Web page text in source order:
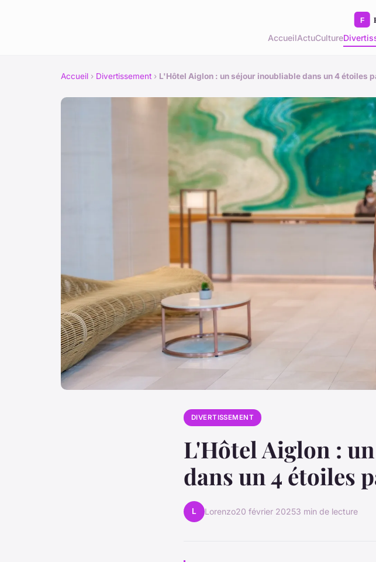
AccueilActuCulture
Accueil › Divertissement › L'Hôtel Aiglon : un séjour inoubliable dans un 4 étoiles
DIVERTISSEMENT
L'Hôtel Aiglon :
dans un 4 étoiles
L Lorenzo20 février 20253 min de lecture